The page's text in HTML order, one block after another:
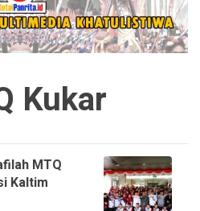
Kukar
MTQ
Kaltim